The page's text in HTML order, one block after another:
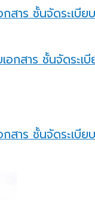
กสาร ชั้นจัดระเ
กสาร ชั้นจัดระเ